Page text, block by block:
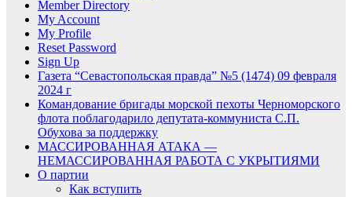
Member Directory
My Account
My Profile
Reset Password
Sign Up
Газета “Севастопольская правда” №5 (1474) 09 февраля
2024 г
Командование бригады морской пехоты Черноморского
флота поблагодарило депутата-коммуниста С.П.
Обухова за поддержку
МАССИРОВАННАЯ АТАКА —
НЕМАССИРОВАННАЯ РАБОТА С УКРЫТИЯМИ
О партии
Как вступить